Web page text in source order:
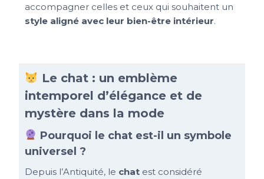
accompagner celles et ceux qui souhaitent un
style aligné avec leur bien-être intérieur.
Le chat : un emblème
intemporel d’élégance et de
mystère dans la mode
Pourquoi le chat est-il un symbole
universel ?
Depuis l’Antiquité, le chat est considéré